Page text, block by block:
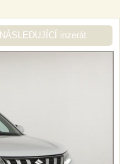
NÁSLEDUJÍCÍ inzerát